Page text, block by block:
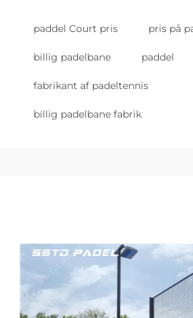
paddel Court pris pris på
billig padelbane paddel
fabrikant af padeltennis
billig padelbane fabrik